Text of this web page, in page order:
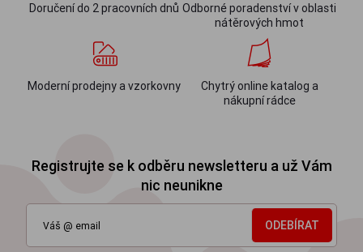
Doručení do 2 pracovních dnů Odborné poradenství v oblasti
nátěrových hmot
Moderní prodejny a vzorkovny
Chytrý online katalog a
nákupní rádce
Registrujte se k odběru newsletteru a už Vám
nic neunikne
ODEBÍRAT